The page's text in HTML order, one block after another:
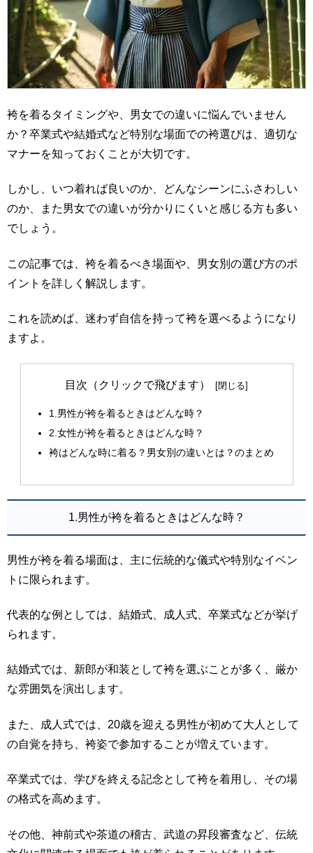
袴を着るタイミングや、男女での違いに悩んでいません
か？卒業式や結婚式など特別な場面での袴選びは、適切な
マナーを知っておくことが大切です。
しかし、いつ着れば良いのか、どんなシーンにふさわしい
のか、また男女での違いが分かりにくいと感じる方も多い
でしょう。
この記事では、袴を着るべき場面や、男女別の選び方のポ
イントを詳しく解説します。
これを読めば、迷わず自信を持って袴を選べるようになり
ますよ。
目次（クリックで飛びます）
1.男性が袴を着るときはどんな時？
2.女性が袴を着るときはどんな時？
袴はどんな時に着る？男女別の違いとは？のまとめ
1.男性が袴を着るときはどんな時？
男性が袴を着る場面は、主に伝統的な儀式や特別なイベン
トに限られます。
代表的な例としては、結婚式、成人式、卒業式などが挙げ
られます。
結婚式では、新郎が和装として袴を選ぶことが多く、厳か
な雰囲気を演出します。
また、成人式では、20歳を迎える男性が初めて大人として
の自覚を持ち、袴姿で参加することが増えています。
卒業式では、学びを終える記念として袴を着用し、その場
の格式を高めます。
その他、神前式や茶道の稽古、武道の昇段審査など、伝統